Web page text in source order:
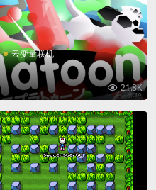
云变量联机
21.8K